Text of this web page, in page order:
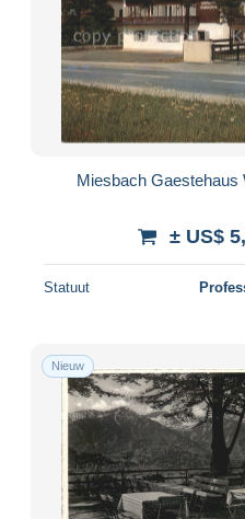
Miesbach Gaestehaus
± US$
Statuut
Nieuw